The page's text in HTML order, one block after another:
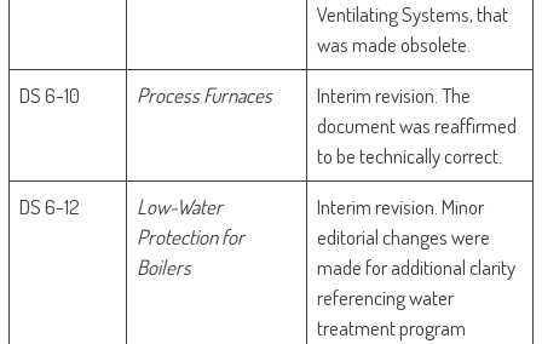
Ventilating Systems, that
was made obsolete.
DS 6-10
Process Furnaces
Interim revision. The
document was reaffirmed
to be technically correct.
DS 6-12
Low-Water
Protection for
Boilers
Interim revision. Minor
editorial changes were
made for additional clarity
referencing water
treatment program